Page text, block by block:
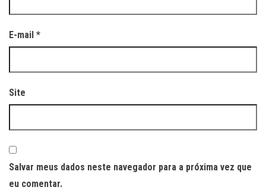
E-mail *
Site
Salvar meus dados neste navegador para a próxima vez que
eu comentar.